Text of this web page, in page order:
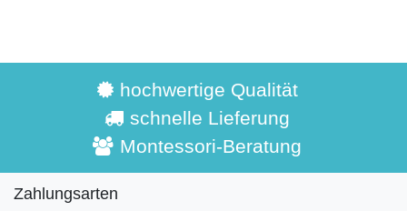
hochwertige Qualität
schnelle Lieferung
Montessori-Beratung
Zahlungsarten